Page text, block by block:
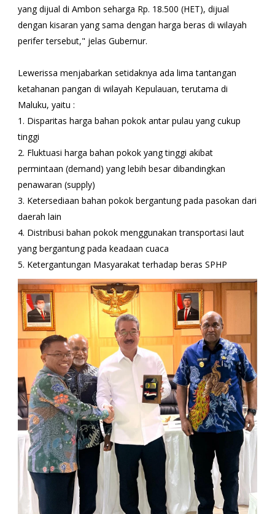
yang dijual di Ambon seharga Rp. 18.500 (HET), dijual
dengan kisaran yang sama dengan harga beras di wilayah
perifer tersebut," jelas Gubernur.
Lewerissa menjabarkan setidaknya ada lima tantangan
ketahanan pangan di wilayah Kepulauan, terutama di
Maluku, yaitu :
1. Disparitas harga bahan pokok antar pulau yang cukup
tinggi
2. Fluktuasi harga bahan pokok yang tinggi akibat
permintaan (demand) yang lebih besar dibandingkan
penawaran (supply)
3. Ketersediaan bahan pokok bergantung pada pasokan dari
daerah lain
4. Distribusi bahan pokok menggunakan transportasi laut
yang bergantung pada keadaan cuaca
5. Ketergantungan Masyarakat terhadap beras SPHP